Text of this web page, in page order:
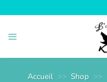
au
Accueil >> Shop >>